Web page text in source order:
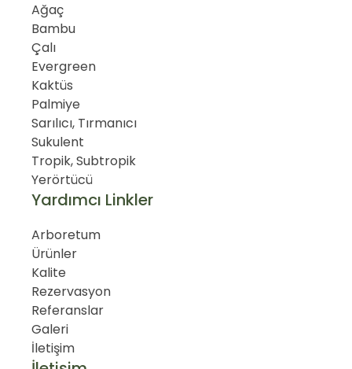
Ağaç
Bambu
Çalı
Evergreen
Kaktüs
Palmiye
Sarılıcı, Tırmanıcı
Sukulent
Tropik, Subtropik
Yerörtücü
Yardımcı Linkler
Arboretum
Ürünler
Kalite
Rezervasyon
Referanslar
Galeri
İletişim